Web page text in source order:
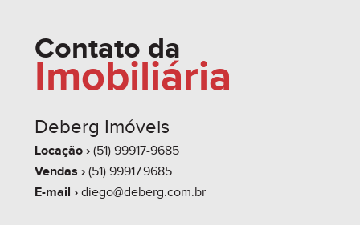
share
Contato da
Imobiliária
Deberg Imóveis
Locação › (51) 99917-9685
Vendas › (51) 99917.9685
E-mail › diego@deberg.com.br